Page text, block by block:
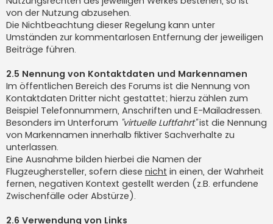
von der Nutzung abzusehen.
Die Nichtbeachtung dieser Regelung kann unter
Umständen zur kommentarlosen Entfernung der jeweiligen
Beiträge führen.
2.5 Nennung von Kontaktdaten und Markennamen
Im öffentlichen Bereich des Forums ist die Nennung von
Kontaktdaten Dritter nicht gestattet; hierzu zählen zum
Beispiel Telefonnummern, Anschriften und E-Mailadressen.
Besonders im Unterforum "virtuelle Luftfahrt"ist die Nennung
von Markennamen innerhalb fiktiver Sachverhalte zu
unterlassen.
Eine Ausnahme bilden hierbei die Namen der
Flugzeughersteller, sofern diese nicht in einen, der Wahrheit
fernen, negativen Kontext gestellt werden (z.B. erfundene
Zwischenfälle oder Abstürze).
2.6 Verwendung von Links